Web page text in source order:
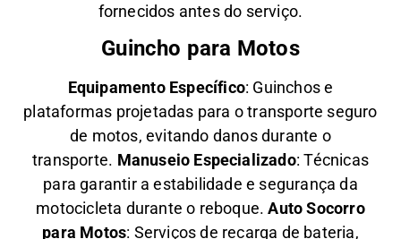
fornecidos antes do serviço.
Guincho para Motos
Equipamento Específico: Guinchos e
plataformas projetadas para o transporte seguro
de motos, evitando danos durante o
transporte. Manuseio Especializado: Técnicas
para garantir a estabilidade e segurança da
motocicleta durante o reboque.Auto Socorro
para Motos: Serviços de recarga de bateria,